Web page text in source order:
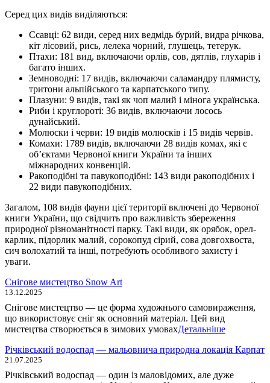
Серед цих видів виділяються:
Ссавці: 62 види, серед них ведмідь бурий, видра річкова,
кіт лісовий, рись, лелека чорний, глушець, тетерук.
Птахи: 181 вид, включаючи орлів, сов, дятлів, глухарів і
багато інших.
Земноводні: 17 видів, включаючи саламандру плямисту,
тритони альпійського та карпатського типу.
Плазуни: 9 видів, такі як чоп малий і мінога українська.
Риби і круглороті: 36 видів, включаючи лосось
дунайський.
Молюски і черви: 19 видів молюсків і 15 видів червів.
Комахи: 1789 видів, включаючи 28 видів комах, які є
об’єктами Червоної книги України та інших
міжнародних конвенцій.
Ракоподібні та павукоподібні: 143 види ракоподібних і
22 види павукоподібних.
Загалом, 108 видів фауни цієї території включені до Червоної
книги України, що свідчить про важливість збереження
природної різноманітності парку. Такі види, як орябок, орел-
карлик, підорлик малий, сорокопуд сірий, сова довгохвоста,
сич волохатий та інші, потребують особливого захисту і
уваги.
Снігове мистецтво Snow Art
13.12.2025
Снігове мистецтво — це форма художнього самовираження,
що використовує сніг як основний матеріал. Цей вид
мистецтва створюється в зимових умовахДетальніше
Річківський водоспад — мальовнича природна локація Карпат
21.07.2025
Річківський водоспад — один із маловідомих, але дуже